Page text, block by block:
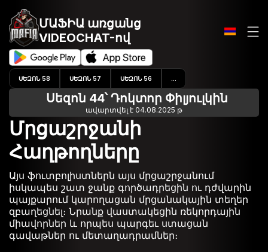
ՄԱՖԻԱ առցանց
VIDEOCHAT-ով
ՍԵԶՈՆ 58 ՍԵԶՈՆ 57 ՍԵԶՈՆ 56
Սեզոն 44՝ Դոկտոր Փիլյուլկին
ավարտվել է 04.08.2025 թ
Մրցաշրջանի
Հաղթողները
Այս ֆուտբոլիստներն այս մրցաշրջանում
իսկապես շատ ջանք գործադրեցին ու դժվարին
պայքարում կարողացան մրցանակային տեղեր
զբաղեցնել։ Նրանք վաստակեցին ռեկորդային
միավորներ և որպես պարգեւ ստացան
գավաթներ ու մետաղադրամներ։